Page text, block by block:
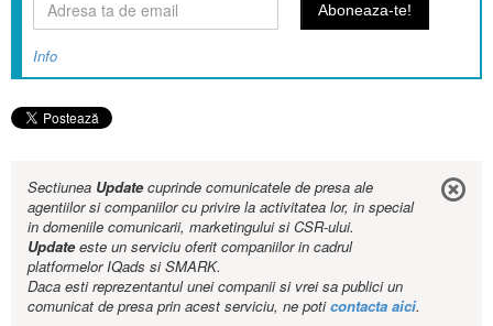
Info
Sectiunea Updatecuprinde comunicatele de presa ale
agentiilor si companiilor cu privire la activitatea lor, in special
in domeniile comunicarii, marketingului si CSR-ului.
Updateeste un serviciu oferit companiilor in cadrul
platformelor IQads si SMARK.
Daca esti reprezentantul unei companii si vrei sa publici un
comunicat de presa prin acest serviciu, ne poticontacta aici.